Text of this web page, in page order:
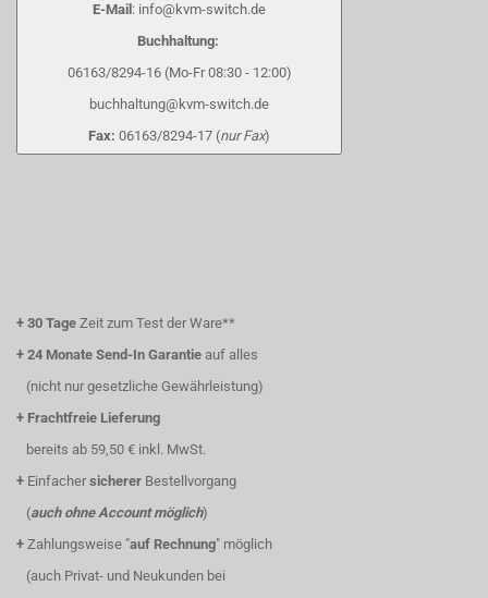
E-Mail : info@kvm-switch.de
Buchhaltung:
06163/8294-16 (Mo-Fr 08:30 - 12:00)
buchhaltung@kvm-switch.de
Fax: 06163/8294-17 (nur Fax)
+ 30 Tage Zeit zum Test der Ware**
+ 24 Monate Send-In Garantie auf alles
(nicht nur gesetzliche Gewährleistung)
+ Frachtfreie Lieferung
bereits ab 59,50 € inkl. MwSt.
+ Einfacher sicherer Bestellvorgang
(auch ohne Account möglich)
+ Zahlungsweise "auf Rechnung" möglich
(auch Privat- und Neukunden bei